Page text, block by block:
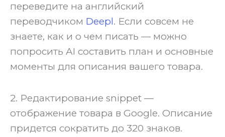
переведите на английский
переводчиком Deepl. Если совсем не
знаете, как и о чем писать — можно
попросить AI составить план и основные
моменты для описания вашего товара.
‍2. Редактирование snippet —
отображение товара в Google. Описание
придется сократить до 320 знаков.